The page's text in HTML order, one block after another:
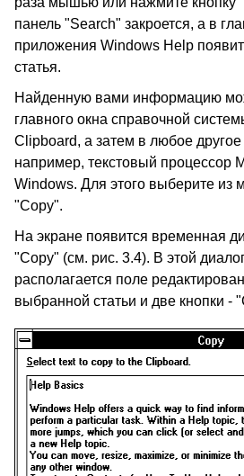
панель "Search" закроется, а в
приложения Windows Help
статья.
Найденную вами информацию
главного окна справочной
Clipboard, а затем в любое
например, текстовый процессор
Windows. Для этого выберите из
"Copy".
На экране появится временная
"Copy" (см. рис. 3.4). В этой
располагается поле
выбранной статьи и две кнопки -